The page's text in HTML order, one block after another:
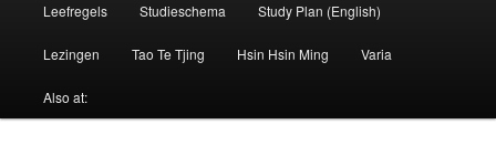
Leefregels Studieschema Study Plan (English)
Lezingen Tao Te Tjing Hsin Hsin Ming Varia
Also at: